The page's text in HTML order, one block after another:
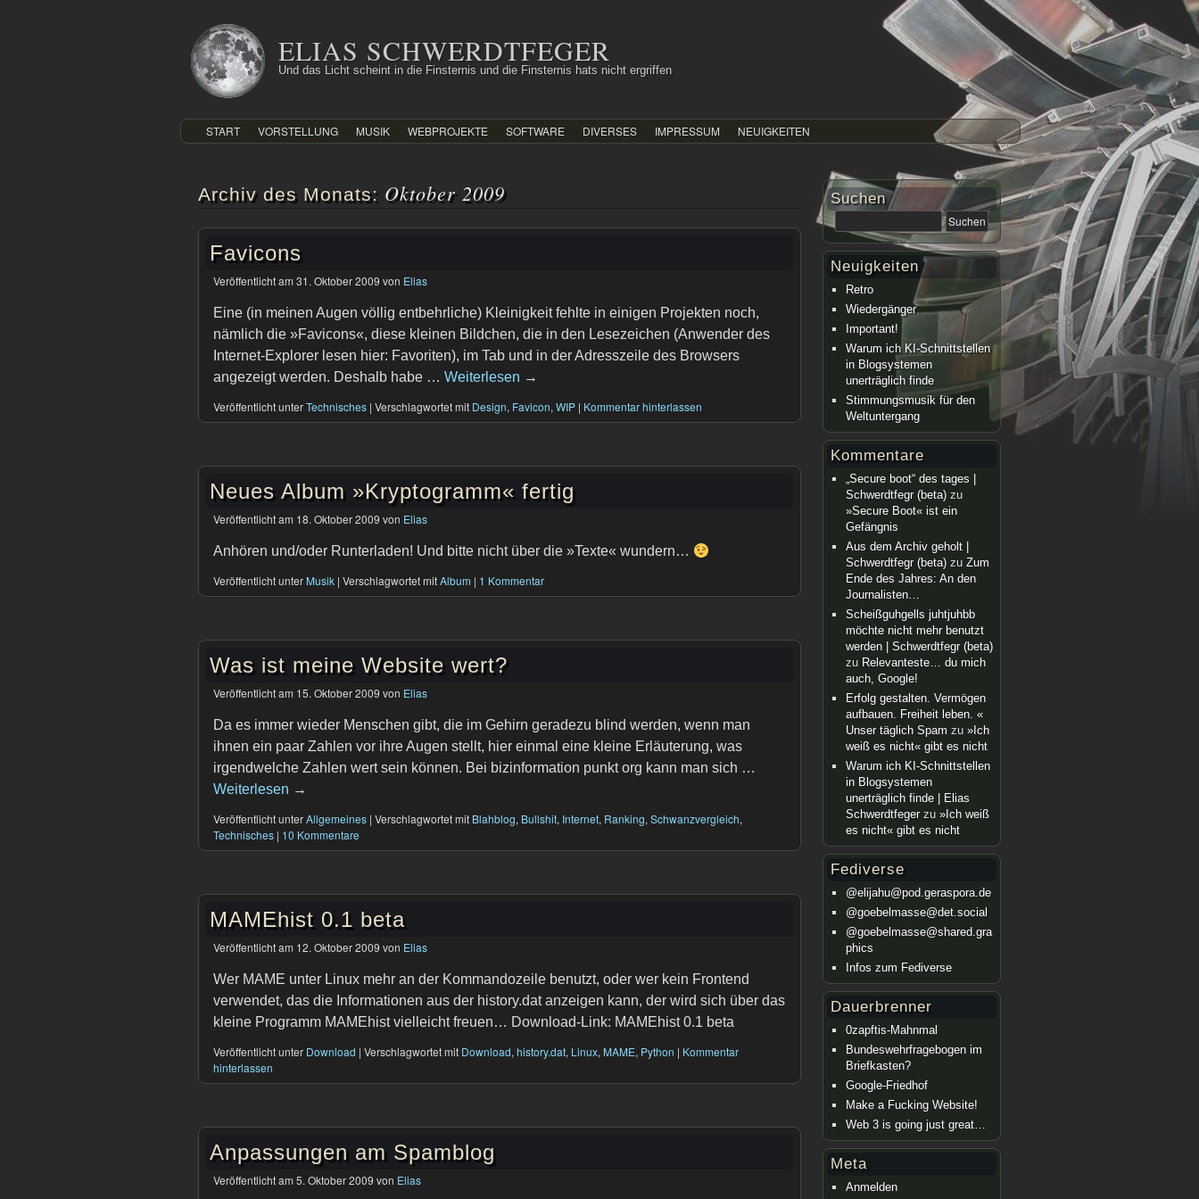
Inhalt
springen
ELIAS SCHWERDTFEGER
Und das Licht scheint in die Finsternis und die Finsternis hats nicht ergriffen
START VORSTELLUNG MUSIK WEBPROJEKTE SOFTWARE DIVERSES IMPRESSUM NEUIGKEITEN
Archiv des Monats: Oktober 2009
Favicons
Veröffentlicht am 31. Oktober 2009 von Elias
Eine (in meinen Augen völlig entbehrliche) Kleinigkeit fehlte in einigen Projekten noch,
nämlich die »Favicons«, diese kleinen Bildchen, die in den Lesezeichen (Anwender des
Internet-Explorer lesen hier: Favoriten), im Tab und in der Adresszeile des Browsers
angezeigt werden. Deshalb habe … Weiterlesen →
Veröffentlicht unterTechnisches | Verschlagwortet mit Design, Favicon, WIP | Kommentar hinterlassen
Neues Album »Kryptogramm« fertig
Veröffentlicht am 18. Oktober 2009 von Elias
Anhören und/oder Runterladen! Und bitte nicht über die »Texte« wundern…
Veröffentlicht unter Musik | Verschlagwortet mitAlbum | 1 Kommentar
Was ist meine Website wert?
Veröffentlicht am 15. Oktober 2009 von Elias
Da es immer wieder Menschen gibt, die im Gehirn geradezu blind werden, wenn man
ihnen ein paar Zahlen vor ihre Augen stellt, hier einmal eine kleine Erläuterung, was
irgendwelche Zahlen wert sein können. Bei bizinformation punkt org kann man sich …
Weiterlesen →
Veröffentlicht unterAllgemeines | Verschlagwortet mit Blahblog, Bullshit, Internet, Ranking, Schwanzvergleich,
Technisches | 10 Kommentare
MAMEhist 0.1 beta
Veröffentlicht am 12. Oktober 2009 von Elias
Wer MAME unter Linux mehr an der Kommandozeile benutzt, oder wer kein Frontend
verwendet, das die Informationen aus der history.dat anzeigen kann, der wird sich über das
kleine Programm MAMEhist vielleicht freuen… Download-Link: MAMEhist 0.1 beta
Veröffentlicht unter Download | Verschlagwortet mit Download, history.dat, Linux, MAME, Python | Kommentar
hinterlassen
Anpassungen am Spamblog
Veröffentlicht am 5. Oktober 2009 von Elias
Suchen
Neuigkeiten
Retro
Wiedergänger
Important!
Warum ich KI-Schnittstellen
in Blogsystemen
unerträglich finde
Stimmungsmusik für den
Weltuntergang
Kommentare
„Secure boot“ des tages |
Schwerdtfegr (beta)zu
»Secure Boot« ist ein
Gefängnis
Aus dem Archiv geholt |
Schwerdtfegr (beta)zu Zum
Ende des Jahres: An den
Journalisten…
Scheißguhgells juhtjuhbb
möchte nicht mehr benutzt
werden | Schwerdtfegr (beta)
zu Relevanteste… du mich
auch, Google!
Erfolg gestalten. Vermögen
aufbauen. Freiheit leben. «
Unser täglich Spam zu »Ich
weiß es nicht« gibt es nicht
Warum ich KI-Schnittstellen
in Blogsystemen
unerträglich finde | Elias
Schwerdtfegerzu »Ich weiß
es nicht« gibt es nicht
Fediverse
@elijahu@pod.geraspora.de
@goebelmasse@det.social
@goebelmasse@shared.gra
phics
Infos zum Fediverse
Dauerbrenner
0zapftis-Mahnmal
Bundeswehrfragebogen im
Briefkasten?
Google-Friedhof
Make a Fucking Website!
Web 3 is going just great…
Meta
Anmelden